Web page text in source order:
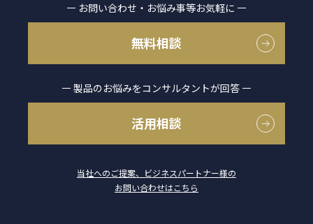
お問い合わせ・お悩み事等お気軽に
無料相談
製品のお悩みをコンサルタントが回答
活用相談
当社へのご提案、ビジネスパートナー様の
お問い合わせはこちら